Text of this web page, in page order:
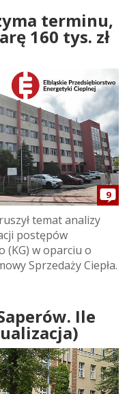
terminu,
160 tys. zł
9
temat analizy
postępów
(KG) w oparciu o
Sprzedaży Ciepła.
Ile